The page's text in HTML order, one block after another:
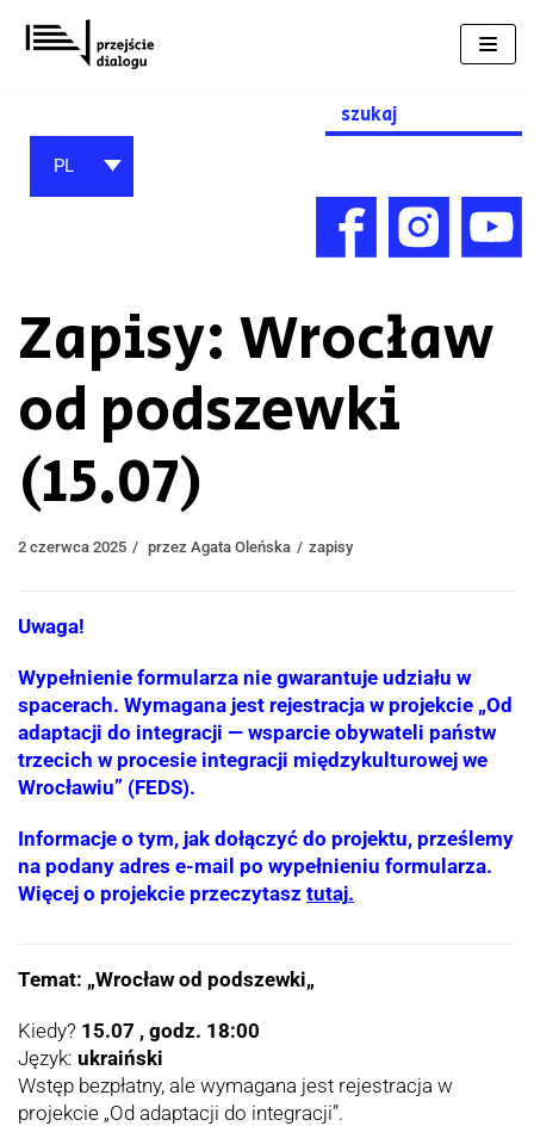
Przejdź
do
Search
for:
PL
Zapisy: Wrocław
od podszewki
(15.07)
2 czerwca 2025 przez Agata Oleńska zapisy
Uwaga!
Wypełnienie formularza nie gwarantuje udziału w
spacerach. Wymagana jest rejestracja w projekcie „Od
adaptacji do integracji — wsparcie obywateli państw
trzecich w procesie integracji międzykulturowej we
Wrocławiu” (FEDS).
Informacje o tym, jak dołączyć do projektu, prześlemy
na podany adres e-mail po wypełnieniu formularza.
Więcej o projekcie przeczytasz tutaj.
Temat: „Wrocław od podszewki„
Kiedy? 15.07 , godz. 18:00
Język: ukraiński
Wstęp bezpłatny, ale wymagana jest rejestracja w
projekcie „Od adaptacji do integracji”.